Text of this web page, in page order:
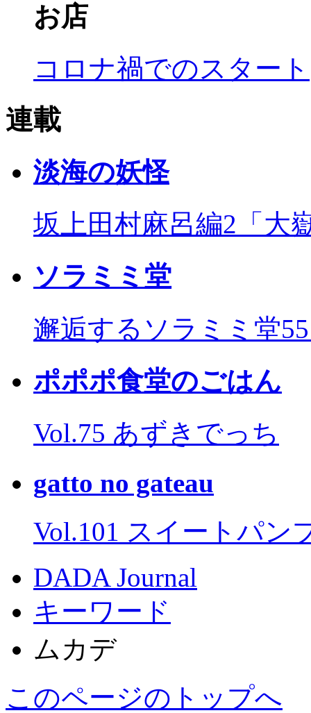
お店
コロナ禍でのスタート
連載
淡海の妖怪
坂上田村麻呂編2「大
ソラミミ堂
邂逅するソラミミ堂
ポポポ食堂のごはん
Vol.75 あずきでっち
gatto no gateau
Vol.101 スイートパン
DADA Journal
キーワード
ムカデ
このページのトップへ